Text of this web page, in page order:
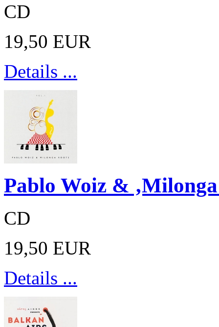
CD
19,50 EUR
Details ...
Pablo Woiz &
CD
19,50 EUR
Details ...